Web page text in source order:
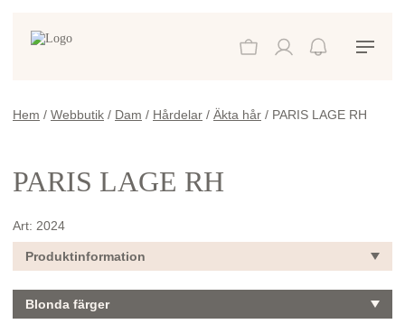
Hem / Webbutik / Dam / Hårdelar / Äkta hår / PARIS LAGE RH
PARIS LAGE RH
Art: 2024
Produktinformation
Blonda färger